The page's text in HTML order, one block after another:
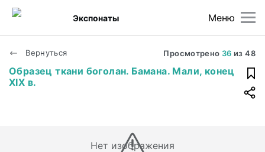
Меню
Экспонаты
Вернуться Просмотрено 36 из48
Образец ткани боголан. Бамана. Мали, конец
XIX в.
Нет изображения